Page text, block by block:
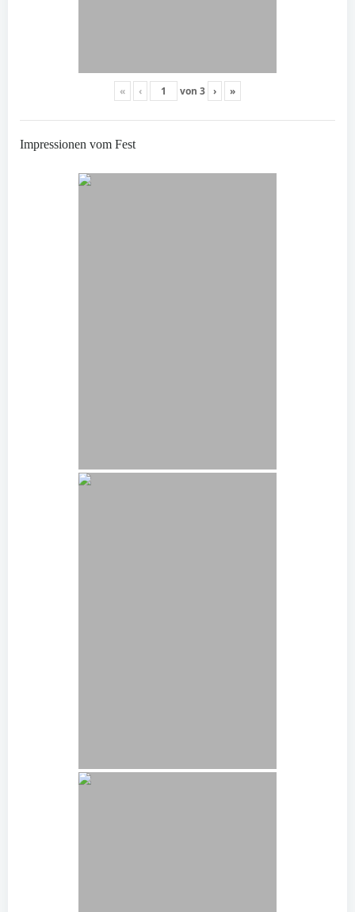
« ‹ von 3 › »
Impressionen vom Fest